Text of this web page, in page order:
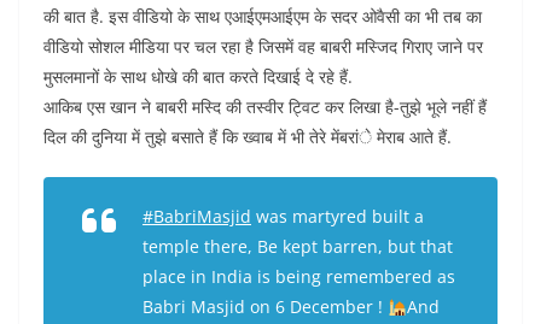
की बात है. इस वीडियो के साथ एआईएमआईएम के सदर ओवैसी का भी तब का
वीडियो सोशल मीडिया पर चल रहा है जिसमें वह बाबरी मस्जिद गिराए जाने पर
मुसलमानों के साथ धोखे की बात करते दिखाई दे रहे हैं.
आकिब एस खान ने बाबरी मस्दि की तस्वीर ट्विट कर लिखा है-तुझे भूले नहीं हैं
दिल की दुनिया में तुझे बसाते हैं कि ख्वाब में भी तेरे मेंबरांे मेराब आते हैं.
#BabriMasjid was martyred built a
temple there, Be kept barren, but that
place in India is being remembered as
Babri Masjid on 6 December !
And